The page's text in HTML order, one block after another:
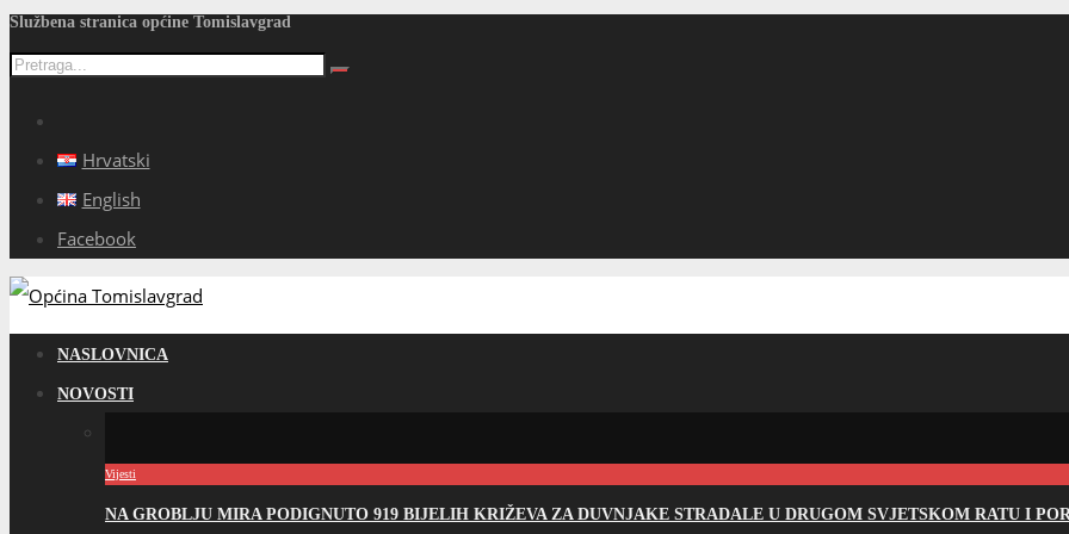
Službena stranica općine Tomislavgrad
Hrvatski
English
Facebook
NASLOVNICA
NOVOSTI
Vijesti
NA GROBLJU MIRA PODIGNUTO 919 BIJELIH KRIŽEVA ZA DUVNJAKE STRADALE U DRUGOM SVJETSKOM RATU I